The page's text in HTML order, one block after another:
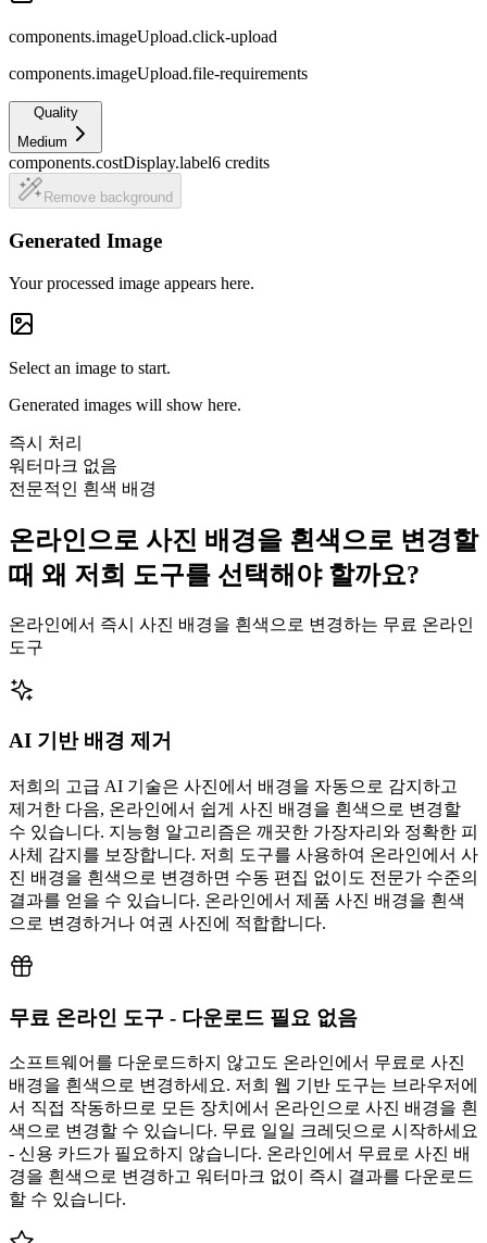
components.imageUpload.click-upload
components.imageUpload.file-requirements
Quality
Medium
components.costDisplay.label6 credits
Remove background
Generated Image
Your processed image appears here.
Select an image to start.
Generated images will show here.
즉시 처리
워터마크 없음
전문적인 흰색 배경
온라인으로 사진 배경을 흰색으로 변경할
때 왜 저희 도구를 선택해야 할까요?
온라인에서 즉시 사진 배경을 흰색으로 변경하는 무료 온라인
도구
AI 기반 배경 제거
저희의 고급 AI 기술은 사진에서 배경을 자동으로 감지하고
제거한 다음, 온라인에서 쉽게 사진 배경을 흰색으로 변경할
수 있습니다. 지능형 알고리즘은 깨끗한 가장자리와 정확한 피
사체 감지를 보장합니다. 저희 도구를 사용하여 온라인에서 사
진 배경을 흰색으로 변경하면 수동 편집 없이도 전문가 수준의
결과를 얻을 수 있습니다. 온라인에서 제품 사진 배경을 흰색
으로 변경하거나 여권 사진에 적합합니다.
무료 온라인 도구 - 다운로드 필요 없음
소프트웨어를 다운로드하지 않고도 온라인에서 무료로 사진
배경을 흰색으로 변경하세요. 저희 웹 기반 도구는 브라우저에
서 직접 작동하므로 모든 장치에서 온라인으로 사진 배경을 흰
색으로 변경할 수 있습니다. 무료 일일 크레딧으로 시작하세요
- 신용 카드가 필요하지 않습니다. 온라인에서 무료로 사진 배
경을 흰색으로 변경하고 워터마크 없이 즉시 결과를 다운로드
할 수 있습니다.